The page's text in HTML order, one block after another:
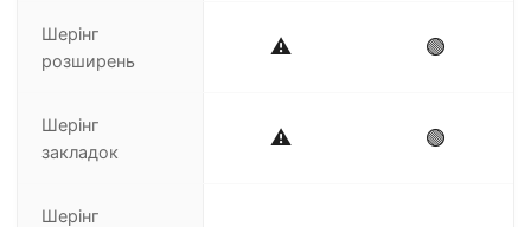
Шерінг
розширень
⚠️ 🟢
Шерінг
закладок
⚠️ 🟢
Шерінг